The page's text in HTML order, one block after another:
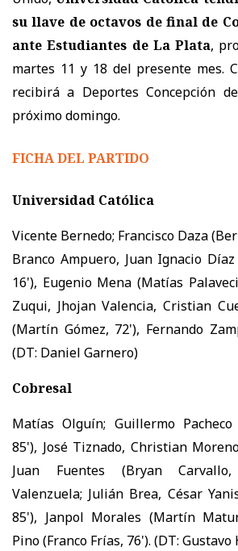
su llave de octavos de final de
ante Estudiantes de La Plata,
martes 11 y 18 del presente mes.
recibirá a Deportes Concepción
próximo domingo.
FICHA DEL PARTIDO
Universidad Católica
Vicente Bernedo; Francisco Daza
Branco Ampuero, Juan Ignacio
16'), Eugenio Mena (Matías
Zuqui, Jhojan Valencia, Cristian
(Martín Gómez, 72'), Fernando
(DT: Daniel Garnero)
Cobresal
Matías Olguín; Guillermo
85'), José Tiznado, Christian
Juan Fuentes (Bryan
Valenzuela; Julián Brea, César
85'), Janpol Morales (Martín
Pino (Franco Frías, 76'). (DT: